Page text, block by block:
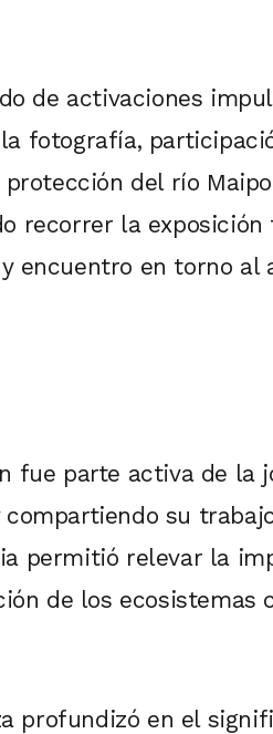
de activaciones
fotografía,
del río
recorrer la
encuentro en torno al
fue parte activa de la
su
permitió relevar la
de los ecosistemas
profundizó en el